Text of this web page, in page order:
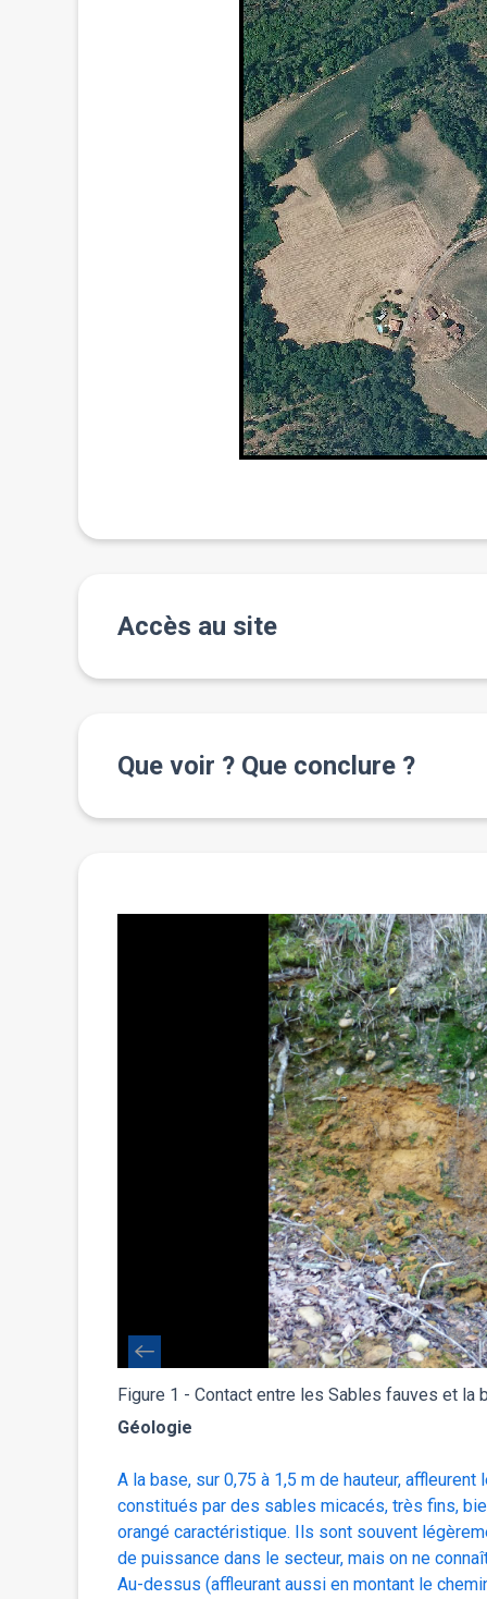
Accès au site
Que voir ? Que conclure ?
Figure 1 - Contact entre les Sables fauves et la
Géologie
A la base, sur 0,75 à 1,5 m de hauteur, affleurent
constitués par des sables micacés, très fins,
orangé caractéristique. Ils sont souvent
de puissance dans le secteur, mais on ne
Au-dessus (affleurant aussi en montant le